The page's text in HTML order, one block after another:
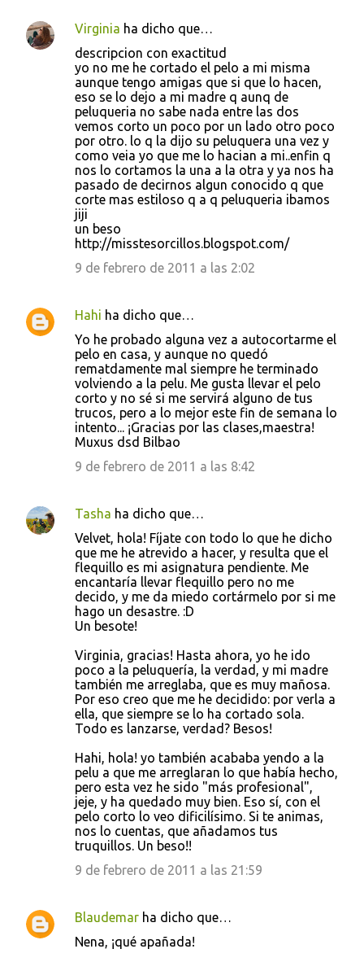
i
Virginia ha dicho que…
descripcion con exactitud
yo no me he cortado el pelo a mi misma
aunque tengo amigas que si que lo hacen,
eso se lo dejo a mi madre q aunq de
peluqueria no sabe nada entre las dos
vemos corto un poco por un lado otro poco
por otro. lo q la dijo su peluquera una vez y
como veia yo que me lo hacian a mi..enfin q
nos lo cortamos la una a la otra y ya nos ha
pasado de decirnos algun conocido q que
corte mas estiloso q a q peluqueria ibamos
jiji
un beso
http://misstesorcillos.blogspot.com/
9 de febrero de 2011 a las 2:02
Hahi ha dicho que…
Yo he probado alguna vez a autocortarme el
pelo en casa, y aunque no quedó
rematdamente mal siempre he terminado
volviendo a la pelu. Me gusta llevar el pelo
corto y no sé si me servirá alguno de tus
trucos, pero a lo mejor este fin de semana lo
intento... ¡Gracias por las clases,maestra!
Muxus dsd Bilbao
9 de febrero de 2011 a las 8:42
Tasha ha dicho que…
Velvet, hola! Fíjate con todo lo que he dicho
que me he atrevido a hacer, y resulta que el
flequillo es mi asignatura pendiente. Me
encantaría llevar flequillo pero no me
decido, y me da miedo cortármelo por si me
hago un desastre. :D
Un besote!
Virginia, gracias! Hasta ahora, yo he ido
poco a la peluquería, la verdad, y mi madre
también me arreglaba, que es muy mañosa.
Por eso creo que me he decidido: por verla a
ella, que siempre se lo ha cortado sola.
Todo es lanzarse, verdad? Besos!
Hahi, hola! yo también acababa yendo a la
pelu a que me arreglaran lo que había hecho,
pero esta vez he sido "más profesional",
jeje, y ha quedado muy bien. Eso sí, con el
pelo corto lo veo dificilísimo. Si te animas,
nos lo cuentas, que añadamos tus
truquillos. Un beso!!
9 de febrero de 2011 a las 21:59
Blaudemar ha dicho que…
Nena, ¡qué apañada!